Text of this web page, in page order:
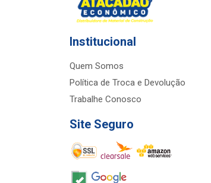
Institucional
Quem Somos
Política de Troca e Devolução
Trabalhe Conosco
Site Seguro